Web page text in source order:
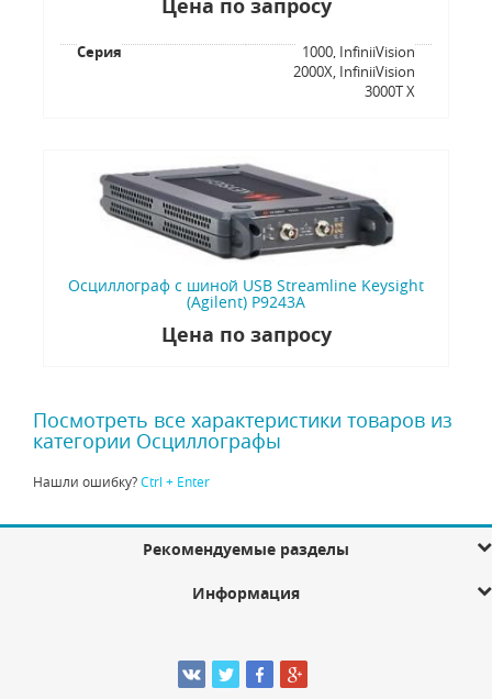
Цена по запросу
Серия
1000, InfiniiVision
2000X, InfiniiVision
3000T X
Осциллограф с шиной USB Streamline Keysight
(Agilent) P9243A
Цена по запросу
Посмотреть все характеристики товаров из
категории Осциллографы
Нашли ошибку?Ctrl + Enter
Рекомендуемые разделы
Информация